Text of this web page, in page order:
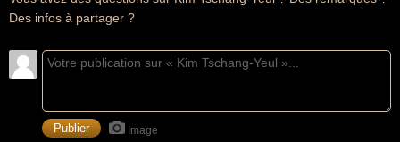
Des infos à partager ?
Image